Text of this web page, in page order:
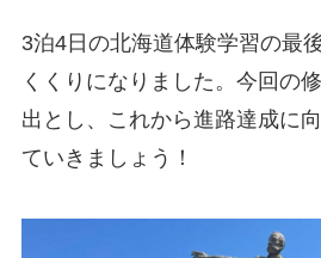
3泊4日の北海道体験学習の最
くくりになりました。今回の
出とし、これから進路達成に
ていきましょう！